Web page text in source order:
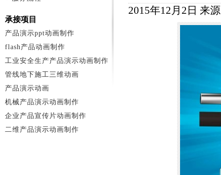
2015年12月2日 来
承接项目
产品演示ppt动画制作
flash产品动画制作
工业安全生产产品演示动画制作
管线地下施工三维动画
产品演示动画
机械产品演示动画制作
企业产品宣传片动画制作
二维产品演示动画制作